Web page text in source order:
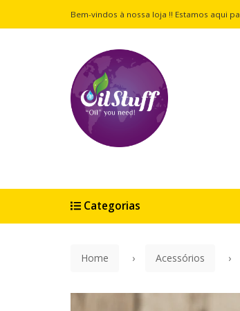
Bem-vindos à nossa loja !! Estamos aqui
Categorias
Home Acessórios